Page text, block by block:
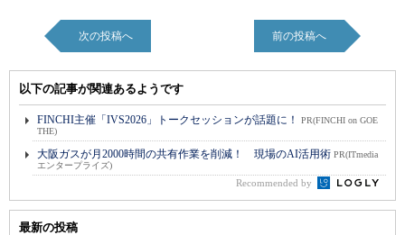
次の投稿へ 前の投稿へ
以下の記事が関連あるようです
FINCHI主催「IVS2026」トークセッションが話題に！
PR(FINCHI on GOE
THE)
大阪ガスが月2000時間の共有作業を削減！ 現場のAI活用術 PR(ITmedia
エンタープライズ)
Recommended by
最新の投稿